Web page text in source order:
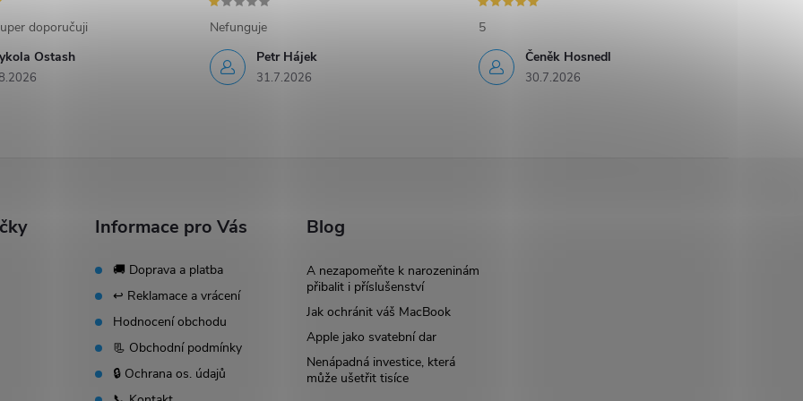
Ostash
doporučuji
Petr Hájek
31.7.2026
Nefunguje
Čeněk Hosnedl
30.7.2026
5
Informace pro Vás
🚚 Doprava a platba
↩️ Reklamace a vrácení
Hodnocení obchodu
📃 Obchodní podmínky
🔒 Ochrana os. údajů
Blog
A nezapomeňte k narozeninám
přibalit i příslušenství
Jak ochránit váš MacBook
Apple jako svatební dar
Nenápadná investice, která
může ušetřit tisíce